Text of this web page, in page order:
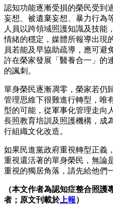
認知功能逐漸受損的榮民受到
妄想、被遺棄妄想、暴力行為
人員以跨領域照護知識及技能
情緒的穩定，媒體所報導出現
員若能及早協助疏導，應可避
許在榮家發展「醫養合一」的
的諷刺。
單身榮民逐漸凋零，榮家若仍
管理思維下很難進行轉型，唯
型的可能，從軍事化管理走向
長照教育培訓及照護機構，成
行組織文化改造。
如果民進黨政府重視轉型正義
重視還活著的單身榮民，無論
重視的獨居角落，請先給他們
（本文作者為認知症整合照
者；原文刊載於上報）